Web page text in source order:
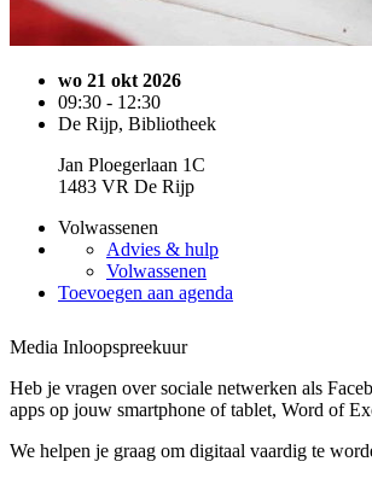
wo 21 okt 2026
09:30 - 12:30
De Rijp, Bibliotheek
Jan Ploegerlaan 1C
1483 VR De Rijp
Volwassenen
Advies & hulp
Volwassenen
Toevoegen aan agenda
Media Inloopspreekuur
Heb je vragen over sociale netwerken als
apps op jouw smartphone of tablet, Word of
We helpen je graag om digitaal vaardig te